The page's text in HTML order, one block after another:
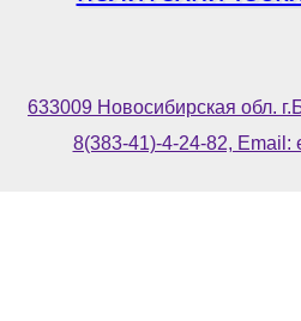
633009 Новосибирская обл.
8(383-41)-4-24-82, Email: